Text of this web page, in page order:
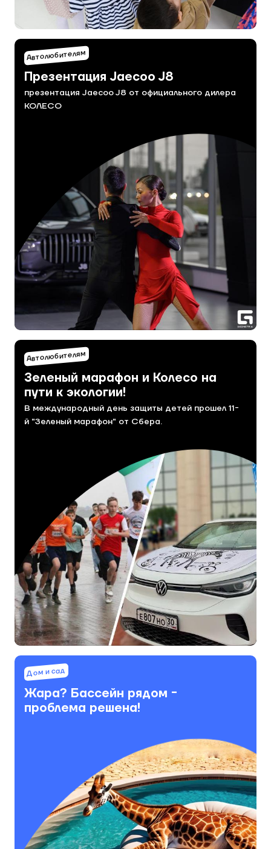
Автолюбителям
Презентация Jaecoo J8
презентация Jaecoo J8 от официального дилера
КОЛЕСО
Автолюбителям
Зеленый марафон и Колесо на
пути к экологии!
В международный день защиты детей прошел 11-
й "Зеленый марафон" от Сбера.
Дом и сад
Жара? Бассейн рядом -
проблема решена!